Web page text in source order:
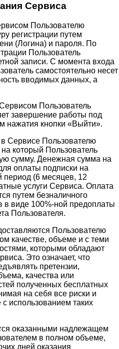
Сервиса
Пользователю
регистрации путем
(Логина) и пароля. По
Пользователь
записи. С момента входа
самостоятельно несет
вводимых данных, а
Пользователь
завершение работы под
нажатия кнопки «Выйти».
Сервисе Пользователю
который Пользователь
сумму. Денежная сумма на
оплаты подписки на
(6 месяцев, 12
услуги Сервиса. Оплата
путем безналичного
в виде 100%-ной предоплаты
Пользователя.
Пользователю
качестве, объеме и с теми
которыми обладают
Это означает, что
претензии,
качества или
полученных бесплатных
на себя все риски и
с использованием таких
оказанными надлежащем
в полном объеме,
дней оказания